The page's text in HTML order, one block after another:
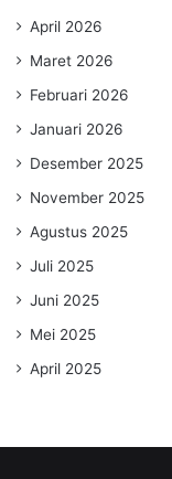
April 2026
Maret 2026
Februari 2026
Januari 2026
Desember 2025
November 2025
Agustus 2025
Juli 2025
Juni 2025
Mei 2025
April 2025